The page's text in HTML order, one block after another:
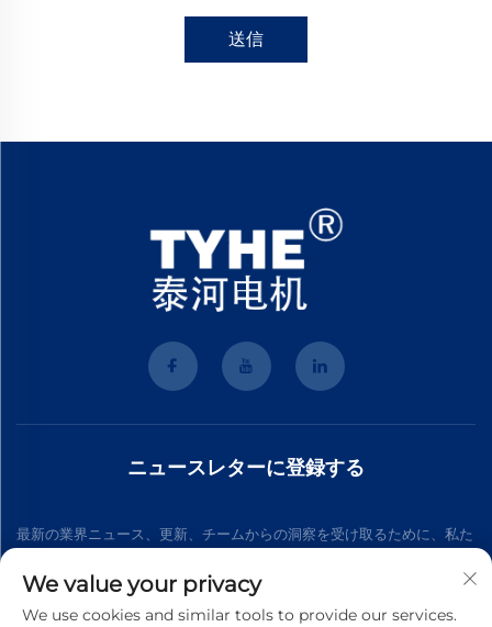
送信
ニュースレターに登録する
最新の業界ニュース、更新、チームからの洞察を受け取るために、私た
We value your privacy
We use cookies and similar tools to provide our services.